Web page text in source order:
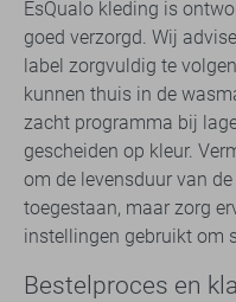
EsQualo kleding is
goed verzorgd. Wij
label zorgvuldig te
kunnen thuis in de
zacht programma bij
gescheiden op kleur.
om de levensduur van
toegestaan, maar zorg
instellingen gebruikt om
Bestelproces en